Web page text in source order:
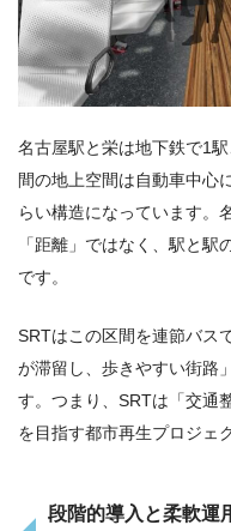
名古屋駅と栄は地下鉄で1
間の地上空間は自動車中心
らい構造になっています。
「距離」ではなく、駅と駅
です。
SRTはこの区間を連節バス
が滞留し、歩きやすい街路
す。つまり、SRTは「交通
を目指す都市再生プロジェ
段階的導入と柔軟運